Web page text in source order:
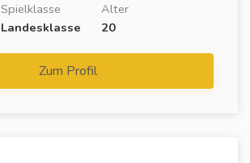
Spielklasse
Landesklasse
Alter
20
Zum Profil